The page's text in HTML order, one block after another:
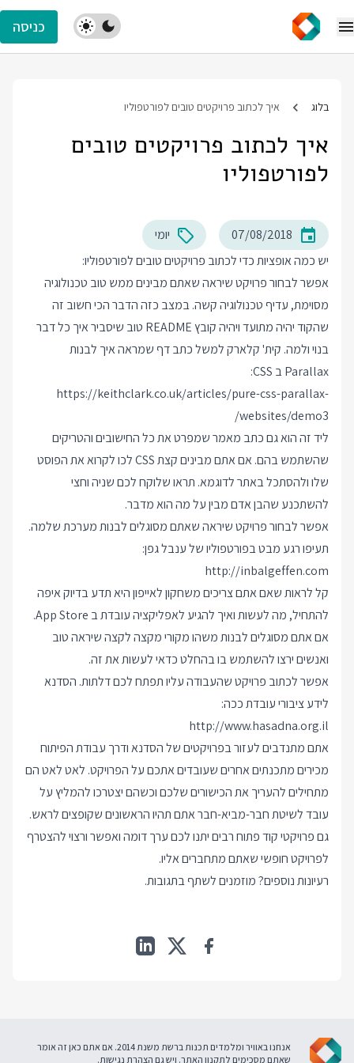
כניסה
בלוג איך לכתוב פרויקטים טובים לפורטפוליו
איך לכתוב פרויקטים טובים
לפורטפוליו
07/08/2018
יומי
יש כמה אופציות כדי לכתוב פרויקטים טובים לפורטפוליו:
אפשר לבחור פרויקט שיראה שאתם מבינים ממש טוב טכנולוגיה
מסוימת, עדיף טכנולוגיה קשה. במצב כזה הדבר הכי חשוב זה
שהקוד יהיה מתועד ויהיה קובץ README טוב שיסביר איך כל דבר
בנוי ולמה. קית' קלארק למשל כתב דף שמראה איך לבנות
Parallax ב CSS:
https://keithclark.co.uk/articles/pure-css-parallax-
websites/demo3/
ליד זה הוא גם כתב מאמר שמפרט את כל החישובים והטריקים
שהשתמש בהם. אם אתם מבינים קצת CSS לכו לקרוא את הפוסט
שלו ולהסתכל באתר לדוגמא. תראו שלוקח לכם שניה וחצי
להשתכנע שהבן אדם מבין על מה הוא מדבר.
אפשר לבחור פרויקט שיראה שאתם מסוגלים לבנות מערכת שלמה.
תעיפו רגע מבט בפורטפוליו של ענבל גפן:
http://inbalgeffen.com
קל לראות שאם אתם צריכים משחקון לאייפון היא תדע בדיוק איפה
להתחיל, מה לעשות ואיך להגיע לאפליקציה עובדת ב App Store.
אם אתם מסוגלים לבנות משהו מקורי מקצה לקצה שיראה טוב
ואנשים ירצו להשתמש בו בהחלט כדאי לעשות את זה.
אפשר לכתוב פרויקט שהעבודה עליו תפתח לכם דלתות. הסדנא
לידע ציבורי עובדת ככה:
http://www.hasadna.org.il
אתם מתנדבים לעזור בפרויקטים של הסדנא ודרך עבודת הפיתוח
מכירים מתכנתים אחרים שעובדים אתכם על הפרויקט. לאט לאט הם
מתחילים להעריך את הכישורים שלכם וכשהם יצטרכו להמליץ על
עובד לשיטת חבר-מביא-חבר אתם תהיו הראשונים שקופצים לראש.
גם פרויקטי קוד פתוח רבים יתנו לכם ערך דומה ואפשר ורצוי להצטרף
לפרויקט חופשי שאתם מתחברים אליו.
רעיונות נוספים? מוזמנים לשתף בתגובות.
אנחנו באוויר ומלמדים תכנות ברשת משנת 2014. אם אתם כאן זה אומר
שאתם מסכימים לתקנון האתר. ויש גם הצהרת נגישות.